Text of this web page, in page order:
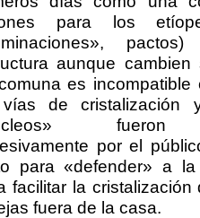
para los
aunque cambien
es incompatible
de cristalización
fueron
por el
para «defender» a
facilitar la cristalización
fuera de la casa.